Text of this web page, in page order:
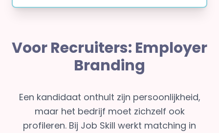
Voor Recruiters: Employer
Branding
Een kandidaat onthult zijn persoonlijkheid,
maar het bedrijf moet zichzelf ook
profileren. Bij Job Skill werkt matching in